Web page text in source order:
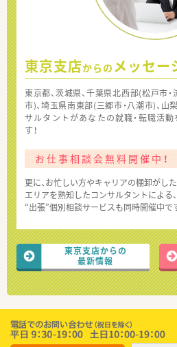
東京支店からの メッセー
東京都、茨城県、千葉県北西部(松戸市・
市)、埼玉県南東部(三郷市・八潮市)、
サルタントがあなたの就職・転職活
す！
お仕事相談会無料開催中！
更に、お忙しい方やキャリアの棚卸がし
エリアを熟知したコンサルタントによる、
“出張”個別相談サービスも同時開催中で
東京支店からの
最新情報